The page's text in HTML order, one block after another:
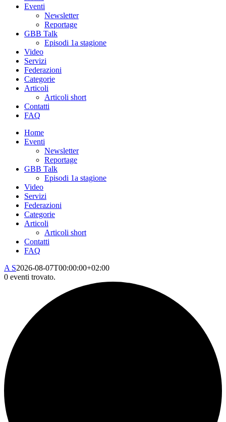
Eventi
Newsletter
Reportage
GBB Talk
Episodi 1a stagione
Video
Servizi
Federazioni
Categorie
Articoli
Articoli short
Contatti
FAQ
Home
Eventi
Newsletter
Reportage
GBB Talk
Episodi 1a stagione
Video
Servizi
Federazioni
Categorie
Articoli
Articoli short
Contatti
FAQ
A S2026-08-07T00:00:00+02:00
0 eventi trovato.